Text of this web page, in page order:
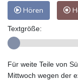
Hören
Textgröße:
Für weite Teile von
Mittwoch wegen der